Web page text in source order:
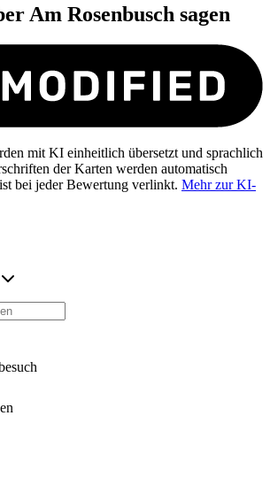
Am Rosenbusch sagen
mit KI einheitlich übersetzt und sprachlich
der Karten werden automatisch
bei jeder Bewertung verlinkt. Mehr zur KI-